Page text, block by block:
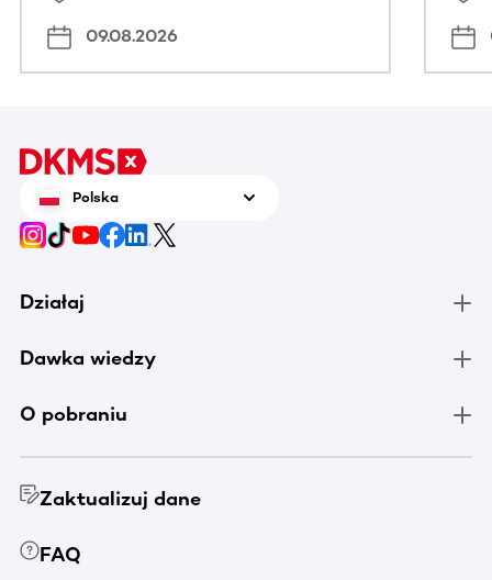
09.08.2026
Polska
Działaj
Dawka wiedzy
O pobraniu
Zaktualizuj dane
FAQ